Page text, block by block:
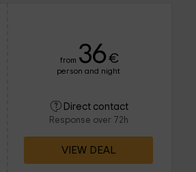
from 36 €
person and night
Direct contact
Response over 72h
VIEW DEAL